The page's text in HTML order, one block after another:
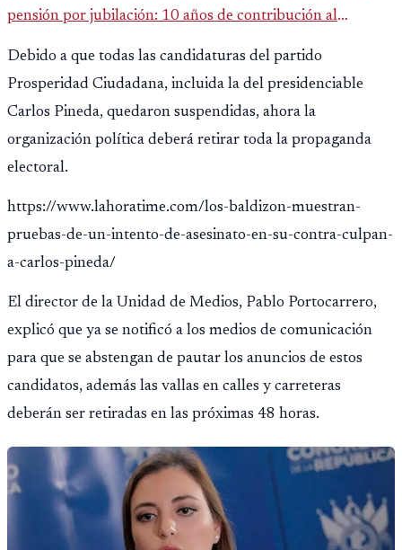
pensión por jubilación: 10 años de contribución al
Debido a que todas las candidaturas del partido
Prosperidad Ciudadana, incluida la del presidenciable
Carlos Pineda, quedaron suspendidas, ahora la
organización política deberá retirar toda la propaganda
electoral.
https://www.lahoratime.com/los-baldizon-muestran-
pruebas-de-un-intento-de-asesinato-en-su-contra-culpan-
a-carlos-pineda/
El director de la Unidad de Medios, Pablo Portocarrero,
explicó que ya se notificó a los medios de comunicación
para que se abstengan de pautar los anuncios de estos
candidatos, además las vallas en calles y carreteras
deberán ser retiradas en las próximas 48 horas.